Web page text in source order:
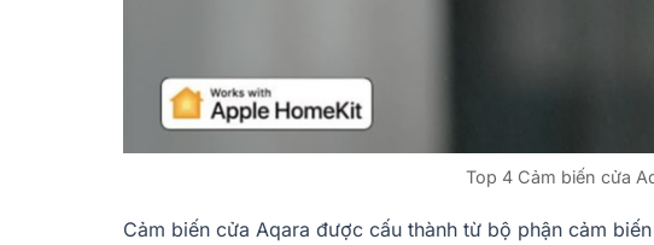
Top 4 Cảm biến cửa
Cảm biến cửa Aqara được cấu thành từ bộ phận cảm